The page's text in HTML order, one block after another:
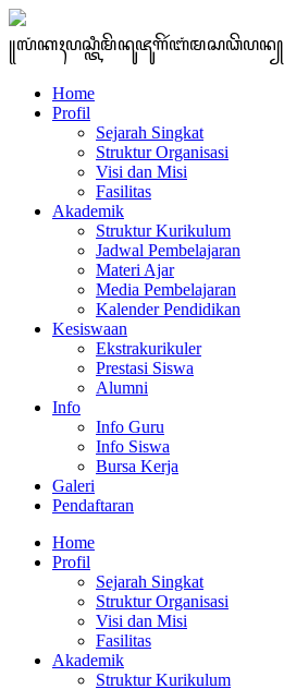
꧋ꦭꦁꦏꦃꦥꦱ꧀ꦠꦶꦩꦼꦤꦸꦗꦸꦒꦼꦂꦧꦁꦩꦱꦣꦼꦥꦤ꧀
Home
Profil
Sejarah Singkat
Struktur Organisasi
Visi dan Misi
Fasilitas
Akademik
Struktur Kurikulum
Jadwal Pembelajaran
Materi Ajar
Media Pembelajaran
Kalender Pendidikan
Kesiswaan
Ekstrakurikuler
Prestasi Siswa
Alumni
Info
Info Guru
Info Siswa
Bursa Kerja
Galeri
Pendaftaran
Home
Profil
Sejarah Singkat
Struktur Organisasi
Visi dan Misi
Fasilitas
Akademik
Struktur Kurikulum